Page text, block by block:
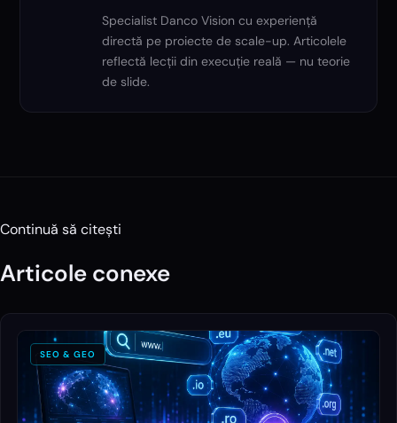
Specialist Danco Vision cu experiență
directă pe proiecte de scale-up. Articolele
reflectă lecții din execuție reală — nu teorie
de slide.
Continuă să citești
Articole conexe
SEO & GEO